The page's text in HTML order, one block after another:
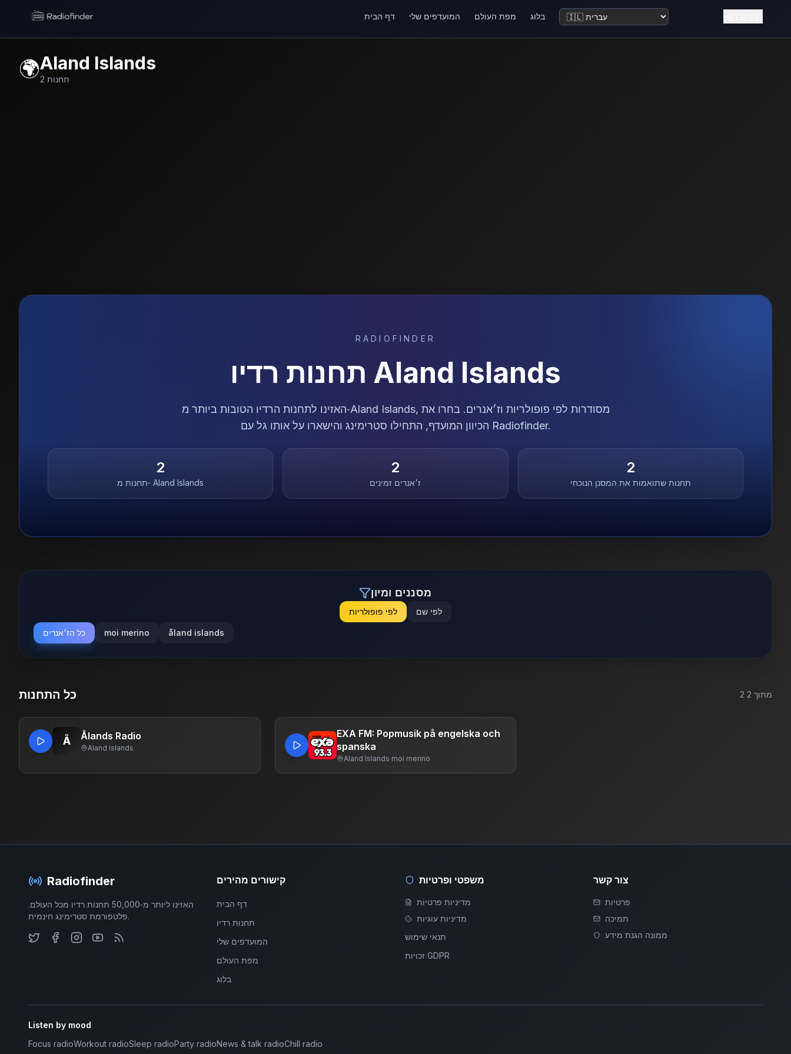
Radiofinder home
דף הבית המועדפים שלי מפת העולם בלוג שנה שפה
🌍Aland Islands
2 תחנות
RADIOFINDER
תחנות רדיו Aland Islands
האזינו לתחנות הרדיו הטובות ביותר מ‑Aland Islands, מסודרות לפי פופולריות וז׳אנרים. בחרו את
הכיוון המועדף, התחילו סטרימינג והישארו על אותו גל עם Radiofinder.
2
תחנות מ‑ Aland Islands
2
ז׳אנרים זמינים
2
תחנות שתואמות את המסנן הנוכחי
מסננים ומיון
לפי פופולריות לפי שם
כל הז׳אנרים moi merino åland islands
כל התחנות 2 מתוך 2
Å Ålands Radio
Aland Islands
EXA FM: Popmusik på engelska och
spanska
Aland Islands·moi merino
Radiofinder
האזינו ליותר מ‑50,000 תחנות רדיו מכל העולם.
פלטפורמת סטרימינג חינמית.
קישורים מהירים
דף הבית
תחנות רדיו
המועדפים שלי
מפת העולם
בלוג
משפטי ופרטיות
מדיניות פרטיות
מדיניות עוגיות
תנאי שימוש
זכויות GDPR
צור קשר
פרטיות
תמיכה
ממונה הגנת מידע
Listen by mood
Focus radioWorkout radioSleep radioParty radioNews & talk radioChill radio